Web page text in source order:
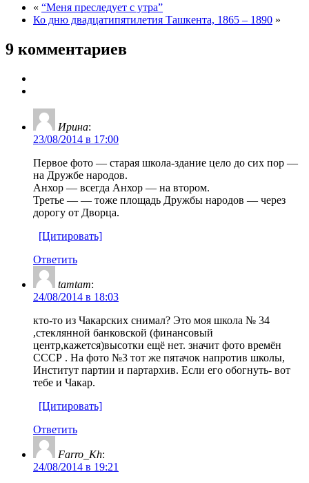
« “Меня преследует с утра”
Ко дню двадцатипятилетия Ташкента, 1865 – 1890 »
9 комментариев
Ирина:
23/08/2014 в 17:00
Первое фото — старая школа-здание цело до сих пор —
на Дружбе народов.
Анхор — всегда Анхор — на втором.
Третье — — тоже площадь Дружбы народов — через
дорогу от Дворца.
[Цитировать]
Ответить
tamtam:
24/08/2014 в 18:03
кто-то из Чакарских снимал? Это моя школа № 34
,стеклянной банковской (финансовый
центр,кажется)высотки ещё нет. значит фото времён
СССР . На фото №3 тот же пятачок напротив школы,
Институт партии и партархив. Если его обогнуть- вот
тебе и Чакар.
[Цитировать]
Ответить
Farro_Kh:
24/08/2014 в 19:21